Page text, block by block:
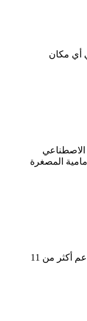
الاصطناعي
المصغرة
واجهة إدارة قواعد بيانات كاملة الميزات تدعم أكثر من 11